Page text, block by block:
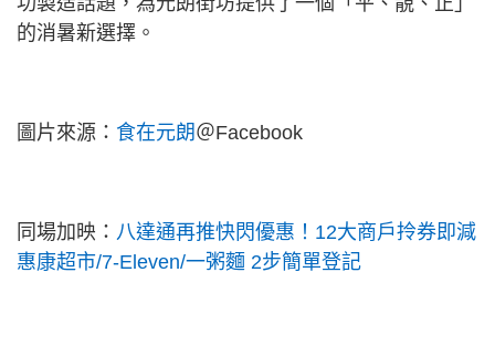
的消暑新選擇。
圖片來源： 食在元朗＠Facebook
同場加映： 八達通再推快閃優惠！12大商戶拎券即減
惠康超市/7-Eleven/一粥麵 2步簡單登記